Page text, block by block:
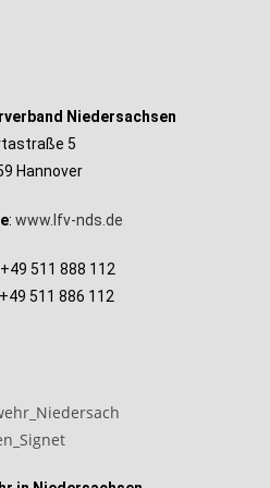
Niedersachsen
5
Hannover
: www.lfv-nds.de
511 888 112
511 886 112